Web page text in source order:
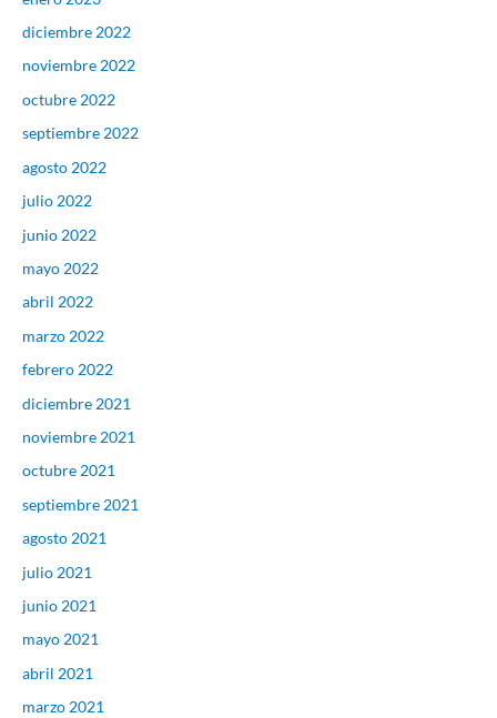
diciembre 2022
noviembre 2022
octubre 2022
septiembre 2022
agosto 2022
julio 2022
junio 2022
mayo 2022
abril 2022
marzo 2022
febrero 2022
diciembre 2021
noviembre 2021
octubre 2021
septiembre 2021
agosto 2021
julio 2021
junio 2021
mayo 2021
abril 2021
marzo 2021